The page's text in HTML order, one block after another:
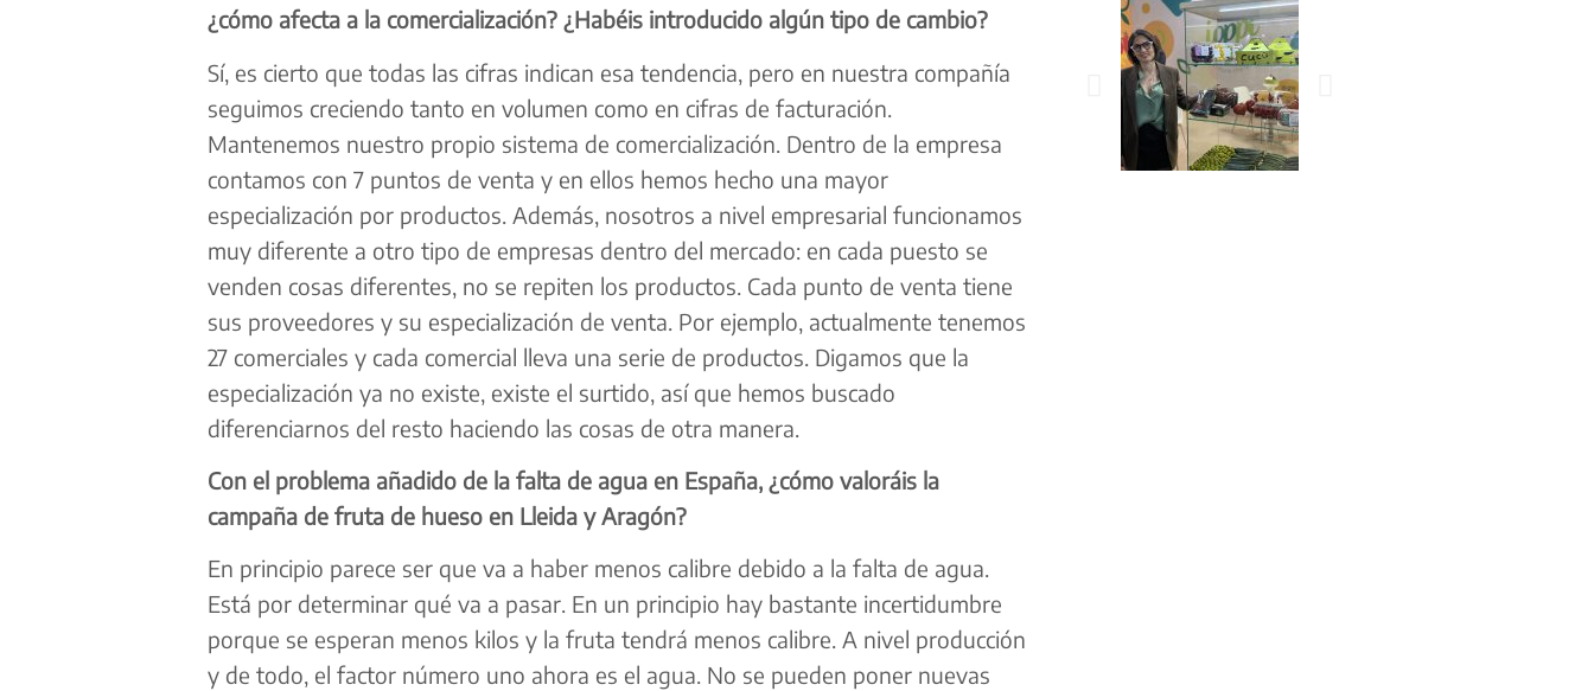
¿cómo afecta a la comercialización? ¿Habéis introducido algún tipo de cambio?
Sí, es cierto que todas las cifras indican esa tendencia, pero en nuestra compañía
seguimos creciendo tanto en volumen como en cifras de facturación.
Mantenemos nuestro propio sistema de comercialización. Dentro de la empresa
contamos con 7 puntos de venta y en ellos hemos hecho una mayor
especialización por productos. Además, nosotros a nivel empresarial funcionamos
muy diferente a otro tipo de empresas dentro del mercado: en cada puesto se
venden cosas diferentes, no se repiten los productos. Cada punto de venta tiene
sus proveedores y su especialización de venta. Por ejemplo, actualmente tenemos
27 comerciales y cada comercial lleva una serie de productos. Digamos que la
especialización ya no existe, existe el surtido, así que hemos buscado
diferenciarnos del resto haciendo las cosas de otra manera.
Con el problema añadido de la falta de agua en España, ¿cómo valoráis la
campaña de fruta de hueso en Lleida y Aragón?
En principio parece ser que va a haber menos calibre debido a la falta de agua.
Está por determinar qué va a pasar. En un principio hay bastante incertidumbre
porque se esperan menos kilos y la fruta tendrá menos calibre. A nivel producción
y de todo, el factor número uno ahora es el agua. No se pueden poner nuevas